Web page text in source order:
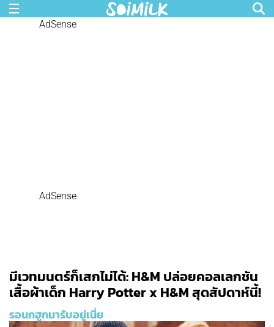
AdSense
AdSense
มีเวทมนตร์ก็เสกไม่ได้: H&M ปล่อยคอลเลกชัน
เสื้อผ้าเด็ก Harry Potter x H&M สุดสัปดาห์นี้!
รอนกฮูกมารับอยู่เนี่ย